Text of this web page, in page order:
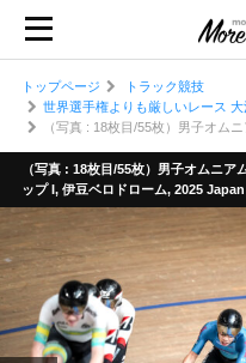
トップページ
トラック競技
世界選手権よりも厳しいレース
（写真 : 18枚目/55枚）男子オム
（写真 : 18枚目/55枚）男子オムニ
ップ I, 伊豆ベロドローム, 2025